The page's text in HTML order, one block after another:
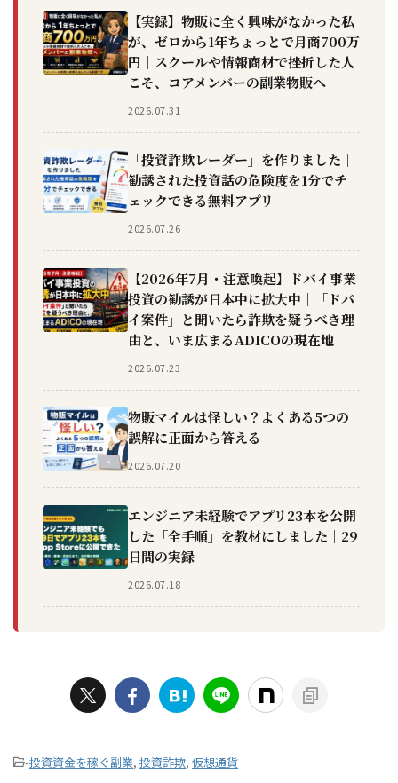
【実録】物販に全く興味がなかった私
が、ゼロから1年ちょっとで月商700万
円｜スクールや情報商材で挫折した人
こそ、コアメンバーの副業物販へ
2026.07.31
「投資詐欺レーダー」を作りました｜
勧誘された投資話の危険度を1分でチ
ェックできる無料アプリ
2026.07.26
【2026年7月・注意喚起】ドバイ事業
投資の勧誘が日本中に拡大中｜「ドバ
イ案件」と聞いたら詐欺を疑うべき理
由と、いま広まるADICOの現在地
2026.07.23
物販マイルは怪しい？よくある5つの
誤解に正面から答える
2026.07.20
エンジニア未経験でアプリ23本を公開
した「全手順」を教材にしました｜29
日間の実録
2026.07.18
-投資資金を稼ぐ副業, 投資詐欺, 仮想通貨